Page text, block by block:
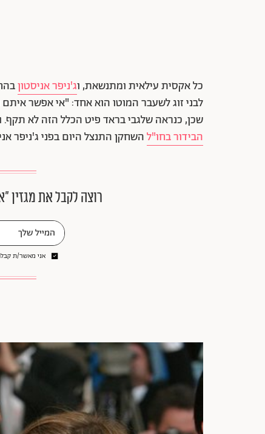
כל אקסית עילאית ומתנשאת, וג'ניפר אניסטון
לבני זוג לשעבר המוטו הוא אחד: "אי אפשר איתם
שכן, כנראה שלגבי בראד פיט הכלל הזה לא תקף.
הבידור בחו"להשחקן התנצל היום בפני ג'ניפר
רוצה לקבל את מגזין
אני מאשר/ת